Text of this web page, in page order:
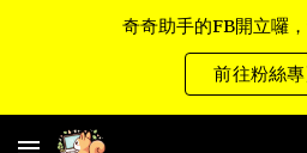
奇奇助手的FB開立囉
前往粉絲